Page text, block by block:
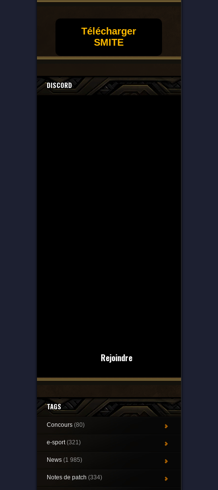
Télécharger
SMITE
DISCORD
Rejoindre
TAGS
Concours (80)
e-sport(321)
News (1 985)
Notes de patch (334)